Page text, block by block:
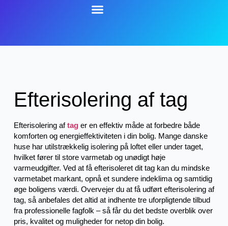
Efterisolering af tag
Efterisolering aftager en effektiv måde at forbedre både
komforten og energieffektiviteten i din bolig. Mange danske
huse har utilstrækkelig isolering på loftet eller under taget,
hvilket fører til store varmetab og unødigt høje
varmeudgifter. Ved at få efterisoleret dit tag kan du mindske
varmetabet markant, opnå et sundere indeklima og samtidig
øge boligens værdi. Overvejer du at få udført efterisolering af
tag, så anbefales det altid at indhente tre uforpligtende tilbud
fra professionelle fagfolk – så får du det bedste overblik over
pris, kvalitet og muligheder for netop din bolig.